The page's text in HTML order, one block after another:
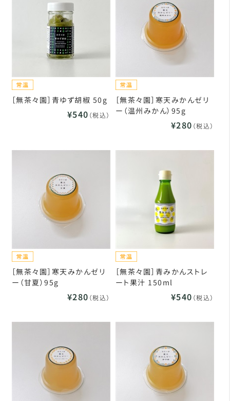
［無茶々園］青ゆず胡椒 50g
¥540 （税込）
［無茶々園］寒天みかんゼリ
ー（温州みかん）95g
¥280 （税込）
［無茶々園］寒天みかんゼリ
ー（甘夏）95g
¥280 （税込）
［無茶々園］青みかんストレ
ート果汁 150ml
¥540 （税込）